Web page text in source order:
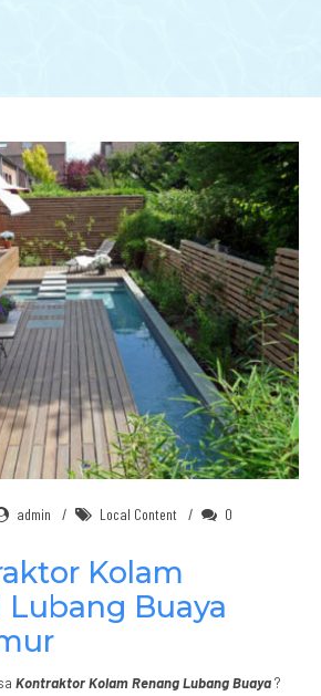
admin Local Content 0
Kolam
Lubang Buaya
Kontraktor Kolam Renang Lubang Buaya?